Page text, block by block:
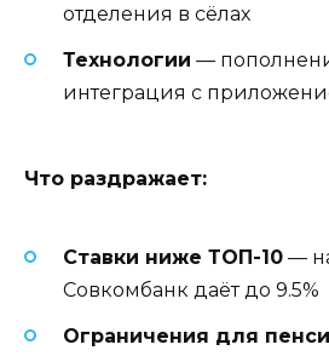
отделения в сёлах
Технологии —
интеграция с
Что раздражает:
Ставки ниже ТОП-10 —
Совкомбанк даёт до 9.5%
Ограничения для